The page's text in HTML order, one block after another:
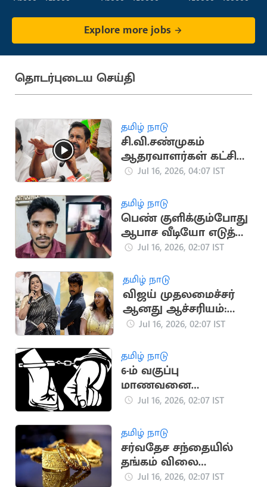
Explore more jobs
தொடர்புடைய செய்தி
தமிழ் நாடு
சி.வி.சண்முகம்
ஆதரவாளர்கள் கட்சி
பொறுப்பில் இருந்து
Jul 16, 2026, 04:07 IST
தமிழ் நாடு
பெண் குளிக்கும்போது
ஆபாச வீடியோ எடுத்த
இளைஞர் கைது
Jul 16, 2026, 02:07 IST
தமிழ் நாடு
விஜய் முதலமைச்சர்
ஆனது ஆச்சரியம்:
ரோஜா பேட்டி
Jul 16, 2026, 02:07 IST
தமிழ் நாடு
6-ம் வகுப்பு
மாணவனை
சுத்தியலால் தாக்கிய
Jul 16, 2026, 02:07 IST
தமிழ் நாடு
சர்வதேச சந்தையில்
தங்கம் விலை
அதிரடியாக
Jul 16, 2026, 02:07 IST